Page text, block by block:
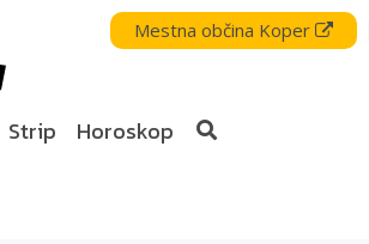
Mestna občina Koper
Strip Horoskop